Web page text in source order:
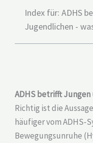
Index für: ADHS
Jugendlichen -
ADHS betrifft Jungen
Richtig ist die
häufiger vom ADHS-
Bewegungsunruhe